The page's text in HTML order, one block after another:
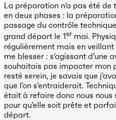
La préparation n’a pas été de
en deux phases : la
passage du contrôle
grand départ le 1er mai.
régulièrement mais en
me blesser : s’agissant d’une
souhaitais pas impacter mon
resté serein, je savais que
que l’on s’entraiderait.
était à refaire donc nous
pour qu’elle soit prête et
départ.